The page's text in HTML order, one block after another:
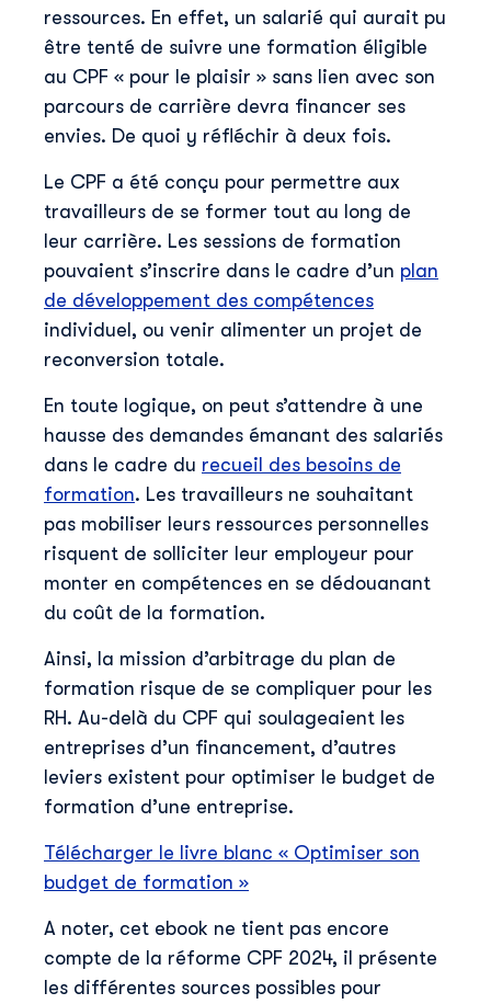
ressources. En effet, un salarié qui aurait pu
être tenté de suivre une formation éligible
au CPF « pour le plaisir » sans lien avec son
parcours de carrière devra financer ses
envies. De quoi y réfléchir à deux fois.
Le CPF a été conçu pour permettre aux
travailleurs de se former tout au long de
leur carrière. Les sessions de formation
pouvaient s’inscrire dans le cadre d’un plan
de développement des compétences
individuel, ou venir alimenter un projet de
reconversion totale.
En toute logique, on peut s’attendre à une
hausse des demandes émanant des salariés
dans le cadre du recueil des besoins de
formation. Les travailleurs ne souhaitant
pas mobiliser leurs ressources personnelles
risquent de solliciter leur employeur pour
monter en compétences en se dédouanant
du coût de la formation.
Ainsi, la mission d’arbitrage du plan de
formation risque de se compliquer pour les
RH. Au-delà du CPF qui soulageaient les
entreprises d’un financement, d’autres
leviers existent pour optimiser le budget de
formation d’une entreprise.
Télécharger le livre blanc « Optimiser son
budget de formation »
A noter, cet ebook ne tient pas encore
compte de la réforme CPF 2024, il présente
les différentes sources possibles pour